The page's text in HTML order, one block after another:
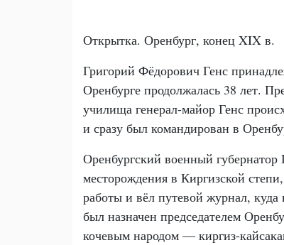
Открытка. Оренбург, конец XIX в.
Григорий Фёдорович Генс
Оренбурге продолжалась 38 лет.
училища генерал-майор Генс
и сразу был командирован в
Оренбургский военный
месторождения в Киргизской
работы и вёл путевой журнал,
был назначен председателем
кочевым народом — киргиз-